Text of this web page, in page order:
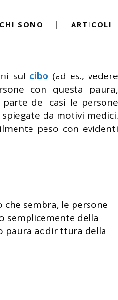
CHI SONO ARTICOLI
sul cibo (ad es., vedere
con questa paura,
dei casi le persone
da motivi medici.
peso con evidenti
sembra, le persone
semplicemente della
paura addirittura della